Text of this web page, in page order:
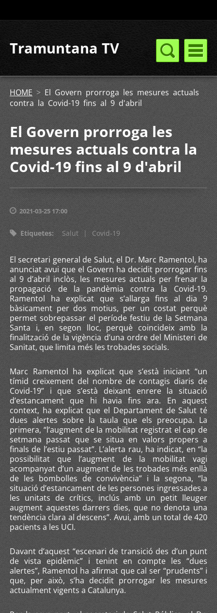
Tramuntana TV
HOME > El Govern prorroga les mesures actuals
contra la Covid-19 fins al 9 d'abril
El Govern prorroga les
mesures actuals contra la
Covid-19 fins al 9 d'abril
2021-03-25 17:00
Etiquetes: Salut | Covid-19
El secretari general de Salut, el Dr. Marc Ramentol, ha
anunciat avui que el Govern ha decidit prorrogar fins
al 9 d’abril inclòs, les mesures actuals per frenar la
propagació de la pandèmia contra la Covid-19.
Ramentol ha explicat que s’allarga fins al dia 9
bàsicament per dos motius, per un costat perquè
permet sobrepassar el període festiu de la Setmana
Santa i, en segon lloc, perquè coincideix amb la
finalització de la vigència d’una ordre del Ministeri de
Sanitat, que limita més les trobades socials.
Marc Ramentol ha explicat que s’està iniciant “un
tímid creixement del nombre de contagis diaris de
Covid-19” i que s’està deixant enrere la situació
d’estancament que hi havia fins ara. En aquest
context, ha explicat que el Departament de Salut té
dues alertes sobre la taula que els preocupa. La
primera, “l’augment de la mobilitat registrat el cap de
setmana passat que se situa en valors propers a
finals de l’estiu passat”. L’alerta rau, ha indicat, en “la
possibilitat que l’augment de la mobilitat vagi
acompanyat d’un augment de les trobades més enllà
de les bombolles de convivència” i la segona, “la
situació d’estancament de les persones ingressades a
les unitats de crítics, inclús amb un petit lleuger
augment aquestes darrers dies, que no denota una
tendència clara al descens”. Avui, amb un total de 420
pacients a les UCI.
Davant d’aquest “escenari de transició des d’un punt
de vista epidèmic” i tenint en compte les “dues
alertes”, Ramentol ha afirmat que cal ser “prudents” i
que, per això, s’ha decidit prorrogar les mesures
actualment vigents a Catalunya.